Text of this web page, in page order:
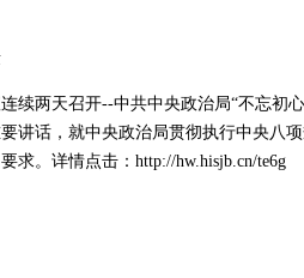
两天召开--中共中央政治局“不忘初
讲话，就中央政治局贯彻执行中央八
求。详情点击：http://hw.hisjb.cn/te6g